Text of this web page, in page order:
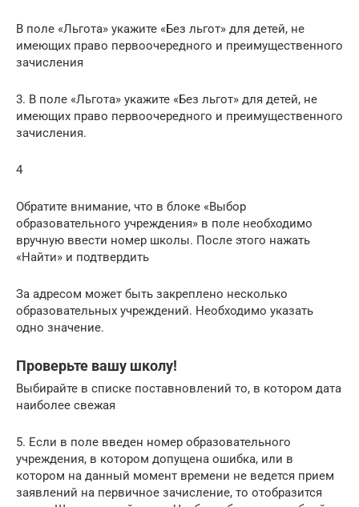
В поле «Льгота» укажите «Без льгот» для детей, не
имеющих право первоочередного и преимущественного
зачисления
3. В поле «Льгота» укажите «Без льгот» для детей, не
имеющих право первоочередного и преимущественного
зачисления.
4
Обратите внимание, что в блоке «Выбор
образовательного учреждения» в поле необходимо
вручную ввести номер школы. После этого нажать
«Найти» и подтвердить
За адресом может быть закреплено несколько
образовательных учреждений. Необходимо указать
одно значение.
Проверьте вашу школу!
Выбирайте в списке поставновлений то, в котором дата
наиболее свежая
5. Если в поле введен номер образовательного
учреждения, в котором допущена ошибка, или в
котором на данный момент времени не ведется прием
заявлений на первичное зачисление, то отобразится